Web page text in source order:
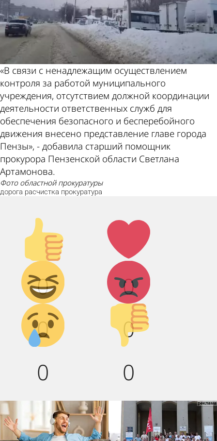
«В связи с ненадлежащим осуществлением
контроля за работой муниципального
учреждения, отсутствием должной координации
деятельности ответственных служб для
обеспечения безопасного и бесперебойного
движения внесено представление главе города
Пензы», - добавила старший помощник
прокурора Пензенской области Светлана
Артамонова.
фото областной прокуратуры
дорога расчистка прокуратура
Палец
вверх!
0
Лайк!
0
Дикий
смех!
0
Агрессия!
0
Грусть :(
0
Палец
вниз!
0